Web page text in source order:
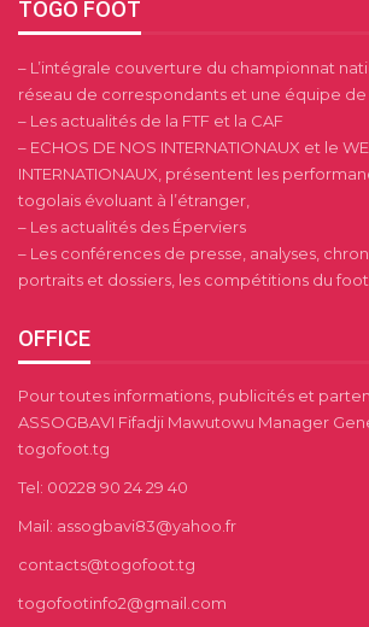
TOGO FOOT
– L’intégrale couverture du championnat
réseau de correspondants et une équipe de
– Les actualités de la FTF et la CAF
– ECHOS DE NOS INTERNATIONAUX et le
INTERNATIONAUX, présentent les
togolais évoluant à l’étranger,
– Les actualités des Éperviers
– Les conférences de presse, analyses,
portraits et dossiers, les compétitions du foot
OFFICE
Pour toutes informations, publicités et
ASSOGBAVI Fifadji Mawutowu Manager
togofoot.tg
Tel: 00228 90 24 29 40
Mail: assogbavi83@yahoo.fr
contacts@togofoot.tg
togofootinfo2@gmail.com